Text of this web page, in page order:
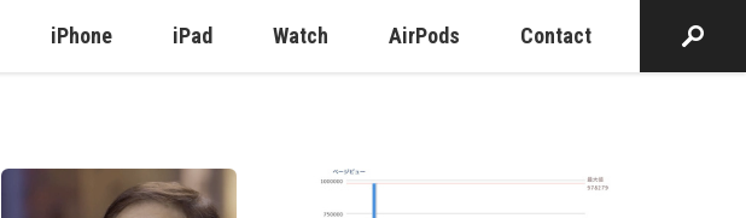
iPhone iPad Watch AirPods Contact